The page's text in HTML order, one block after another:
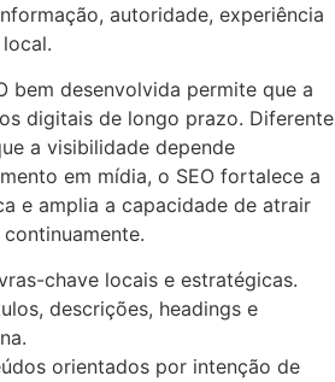
autoridade, experiência
bem desenvolvida permite que a
digitais de longo prazo. Diferente
a visibilidade depende
em mídia, o SEO fortalece a
e amplia a capacidade de atrair
chave locais e estratégicas.
descrições, headings e
orientados por intenção de